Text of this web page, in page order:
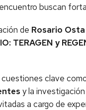
buscan
de Rosario
TERAGEN y
clave
y la
a cargo de